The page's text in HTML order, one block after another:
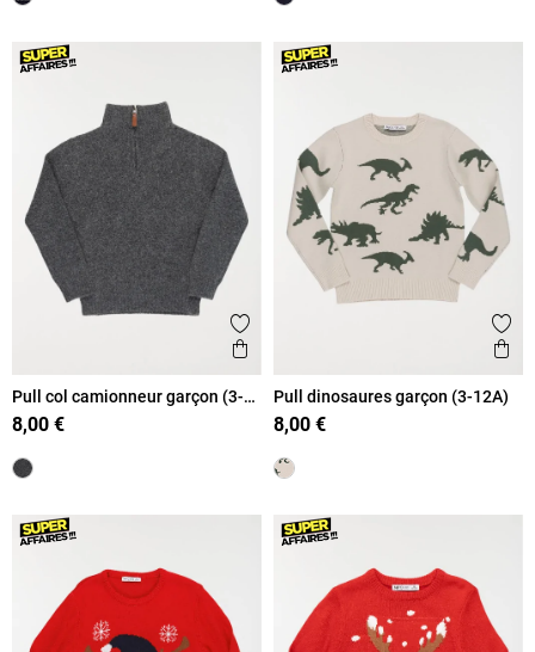
Ajouter aux favoris
Aperçu rapide
Pull col camionneur garçon (3-
12A)
8,00 €
Pull dinosaures garçon (3-12A)
8,00 €